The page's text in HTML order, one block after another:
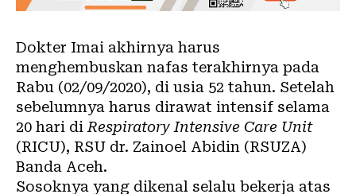
Dokter Imai akhirnya harus
menghembuskan nafas terakhirnya pada
Rabu (02/09/2020), di usia 52 tahun. Setelah
sebelumnya harus dirawat intensif selama
20 hari di Respiratory Intensive Care Unit
(RICU), RSU dr. Zainoel Abidin (RSUZA)
Banda Aceh.
Sosoknya yang dikenal selalu bekerja atas